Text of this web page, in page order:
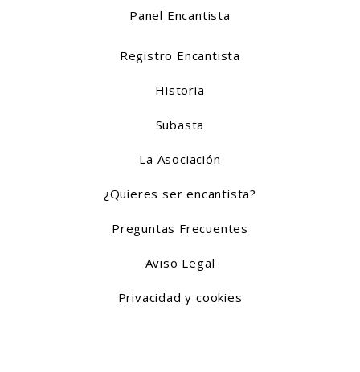
Panel Encantista
Registro Encantista
Historia
Subasta
La Asociación
¿Quieres ser encantista?
Preguntas Frecuentes
Aviso Legal
Privacidad y cookies